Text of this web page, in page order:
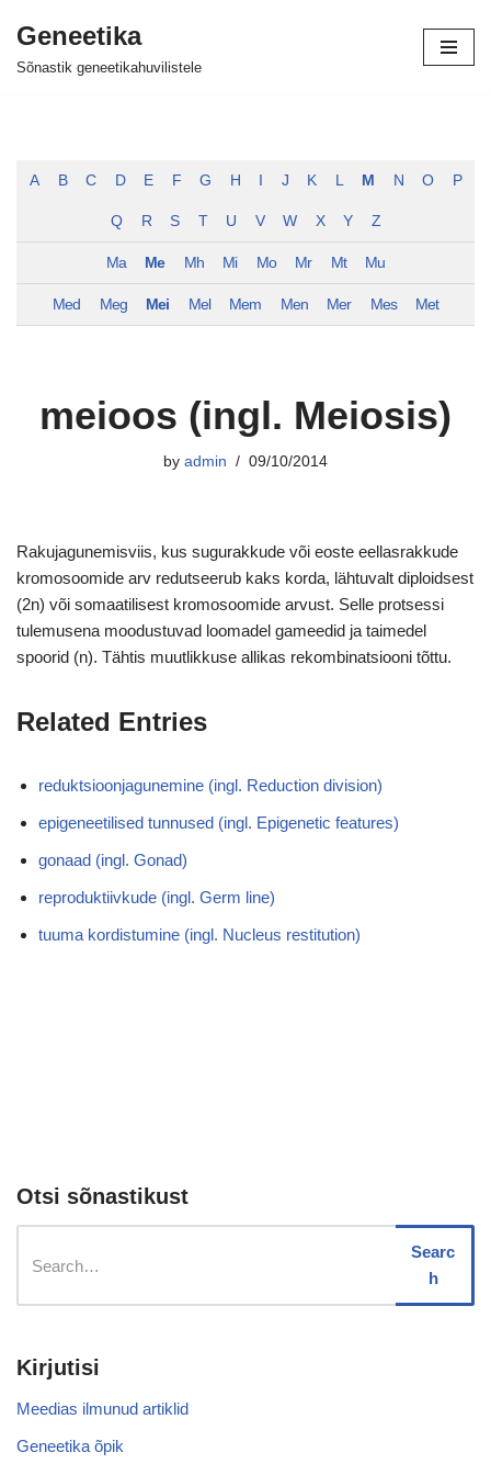
Skip
Geneetika
Sõnastik geneetikahuvilistele
A B C D E F G H J K L M N O P
Q R S T U V W X Y Z
Ma Me Mh Mi Mo Mr Mt Mu
Med Meg Mei Mel Mem Men Mer Mes Met
meioos (ingl. Meiosis)
by admin 09/10/2014
Rakujagunemisviis, kus sugurakkude või eoste eellasrakkude
kromosoomide arv redutseerub kaks korda, lähtuvalt diploidsest
(2n) või somaatilisest kromosoomide arvust. Selle protsessi
tulemusena moodustuvad loomadel gameedid ja taimedel
spoorid (n). Tähtis muutlikkuse allikas rekombinatsiooni tõttu.
Related Entries
reduktsioonjagunemine (ingl. Reduction division)
epigeneetilised tunnused (ingl. Epigenetic features)
gonaad (ingl. Gonad)
reproduktiivkude (ingl. Germ line)
tuuma kordistumine (ingl. Nucleus restitution)
Otsi sõnastikust
Searc
h
Kirjutisi
Meedias ilmunud artiklid
Geneetika õpik